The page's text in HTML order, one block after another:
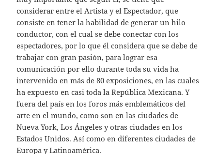
considerar entre el Artista y el Espectador, que
consiste en tener la habilidad de generar un hilo
conductor, con el cual se debe conectar con los
espectadores, por lo que él considera que se debe de
trabajar con gran pasión, para lograr esa
comunicación por ello durante toda su vida ha
intervenido en más de 80 exposiciones, en las cuales
ha expuesto en casi toda la República Mexicana. Y
fuera del país en los foros más emblemáticos del
arte en el mundo, como son en las ciudades de
Nueva York, Los Ángeles y otras ciudades en los
Estados Unidos. Así como en diferentes ciudades de
Europa y Latinoamérica.